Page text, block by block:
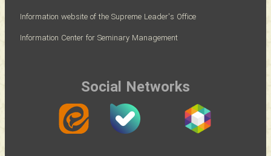
Information website of the Supreme Leader's Office
Information Center for Seminary Management
Social Networks